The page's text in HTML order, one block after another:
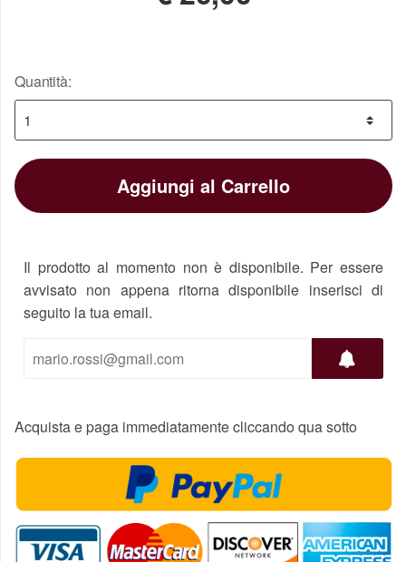
Quantità:
Aggiungi al Carrello
Il prodotto al momento non è disponibile. Per essere
avvisato non appena ritorna disponibile inserisci di
seguito la tua email.
Acquista e paga immediatamente cliccando qua sotto